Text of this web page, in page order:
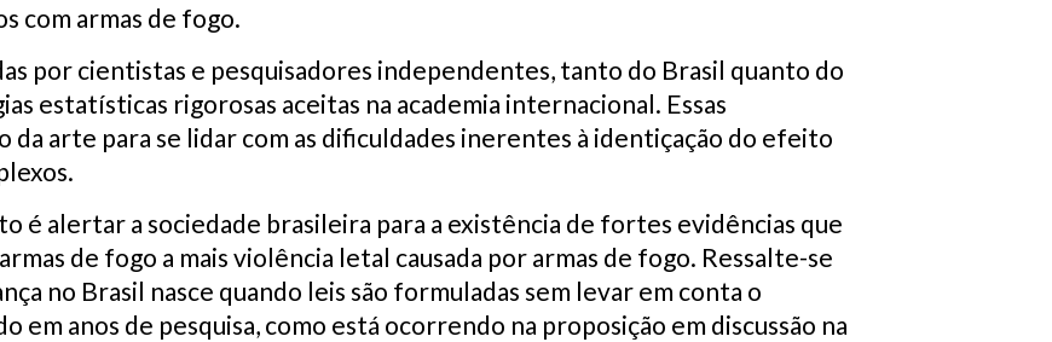
com armas de fogo.
por cientistas e pesquisadores independentes, tanto do Brasil quanto do
estatísticas rigorosas aceitas na academia internacional. Essas
arte para se lidar com as dificuldades inerentes à identiçação do efeito
é alertar a sociedade brasileira para a existência de fortes evidências que
de fogo a mais violência letal causada por armas de fogo. Ressalte-se
no Brasil nasce quando leis são formuladas sem levar em conta o
em anos de pesquisa, como está ocorrendo na proposição em discussão na